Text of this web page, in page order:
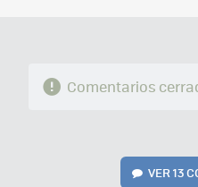
Comentarios
VER13